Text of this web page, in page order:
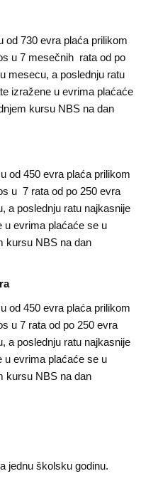
od 730 evra plaća prilikom
u 7 mesečnih rata od po
mesecu, a poslednju ratu
izražene u evrima plaćaće
kursu NBS na dan
od 450 evra plaća prilikom
u 7 rata od po 250 evra
a poslednju ratu najkasnije
u evrima plaćaće se u
kursu NBS na dan
od 450 evra plaća prilikom
u 7 rata od po 250 evra
a poslednju ratu najkasnije
u evrima plaćaće se u
kursu NBS na dan
jednu školsku godinu.